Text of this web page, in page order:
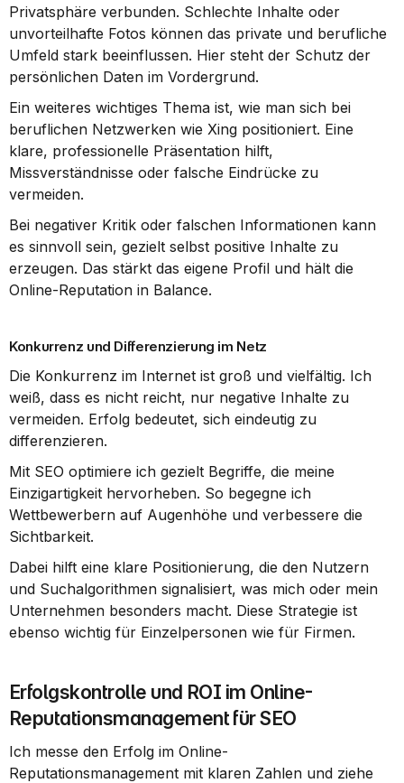
Privatsphäre verbunden. Schlechte Inhalte oder
unvorteilhafte Fotos können das private und berufliche
Umfeld stark beeinflussen. Hier steht der Schutz der
persönlichen Daten im Vordergrund.
Ein weiteres wichtiges Thema ist, wie man sich bei
beruflichen Netzwerken wie Xing positioniert. Eine
klare, professionelle Präsentation hilft,
Missverständnisse oder falsche Eindrücke zu
vermeiden.
Bei negativer Kritik oder falschen Informationen kann
es sinnvoll sein, gezielt selbst positive Inhalte zu
erzeugen. Das stärkt das eigene Profil und hält die
Online-Reputation in Balance.
Konkurrenz und Differenzierung im Netz
Die Konkurrenz im Internet ist groß und vielfältig. Ich
weiß, dass es nicht reicht, nur negative Inhalte zu
vermeiden. Erfolg bedeutet, sich eindeutig zu
differenzieren.
Mit SEO optimiere ich gezielt Begriffe, die meine
Einzigartigkeit hervorheben. So begegne ich
Wettbewerbern auf Augenhöhe und verbessere die
Sichtbarkeit.
Dabei hilft eine klare Positionierung, die den Nutzern
und Suchalgorithmen signalisiert, was mich oder mein
Unternehmen besonders macht. Diese Strategie ist
ebenso wichtig für Einzelpersonen wie für Firmen.
Erfolgskontrolle und ROI im Online-
Reputationsmanagement für SEO
Ich messe den Erfolg im Online-
Reputationsmanagement mit klaren Zahlen und ziehe